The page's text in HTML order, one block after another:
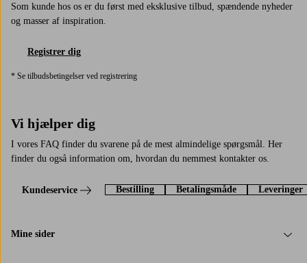
Som kunde hos os er du først med eksklusive tilbud, spændende nyheder
og masser af inspiration.
Registrer dig
* Se tilbudsbetingelser ved registrering
Vi hjælper dig
I vores FAQ finder du svarene på de mest almindelige spørgsmål. Her
finder du også information om, hvordan du nemmest kontakter os.
Kundeservice Bestilling Betalingsmåde Leveringer
Mine sider